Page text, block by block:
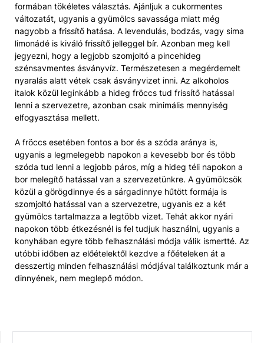
formában tökéletes választás. Ajánljuk a cukormentes
változatát, ugyanis a gyümölcs savassága miatt még
nagyobb a frissítő hatása. A levendulás, bodzás, vagy sima
limonádé is kiváló frissítő jelleggel bír. Azonban meg kell
jegyezni, hogy a legjobb szomjoltó a pincehideg
szénsavmentes ásványvíz. Természetesen a megérdemelt
nyaralás alatt vétek csak ásványvizet inni. Az alkoholos
italok közül leginkább a hideg fröccs tud frissítő hatással
lenni a szervezetre, azonban csak minimális mennyiség
elfogyasztása mellett.
A fröccs esetében fontos a bor és a szóda aránya is,
ugyanis a legmelegebb napokon a kevesebb bor és több
szóda tud lenni a legjobb páros, míg a hideg téli napokon a
bor melegítő hatással van a szervezetünkre. A gyümölcsök
közül a görögdinnye és a sárgadinnye hűtött formája is
szomjoltó hatással van a szervezetre, ugyanis ez a két
gyümölcs tartalmazza a legtöbb vizet. Tehát akkor nyári
napokon több étkezésnél is fel tudjuk használni, ugyanis a
konyhában egyre több felhasználási módja válik ismertté. Az
utóbbi időben az előételektől kezdve a főételeken át a
desszertig minden felhasználási módjával találkoztunk már a
dinnyének, nem meglepő módon.